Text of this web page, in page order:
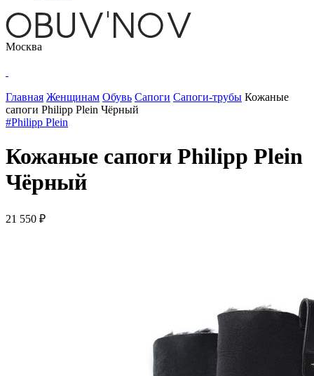
Москва
Главная Женщинам Обувь Сапоги Сапоги-трубы Кожаные
сапоги Philipp Plein Чёрный
#Philipp Plein
Кожаные сапоги Philipp Plein
Чёрный
21 550 ₽